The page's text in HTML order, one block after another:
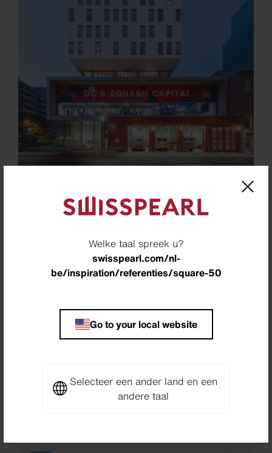
Welke taal spreek u?
swisspearl.com/nl-
be/inspiration/referenties/square-50
Go to your local website
Selecteer een ander land en een
andere taal
Washington, DC, USA
Architect
Reliant Drywall Inc., Frederick, USA
Brycen Fischer Photography LLC, Lutherville , USA